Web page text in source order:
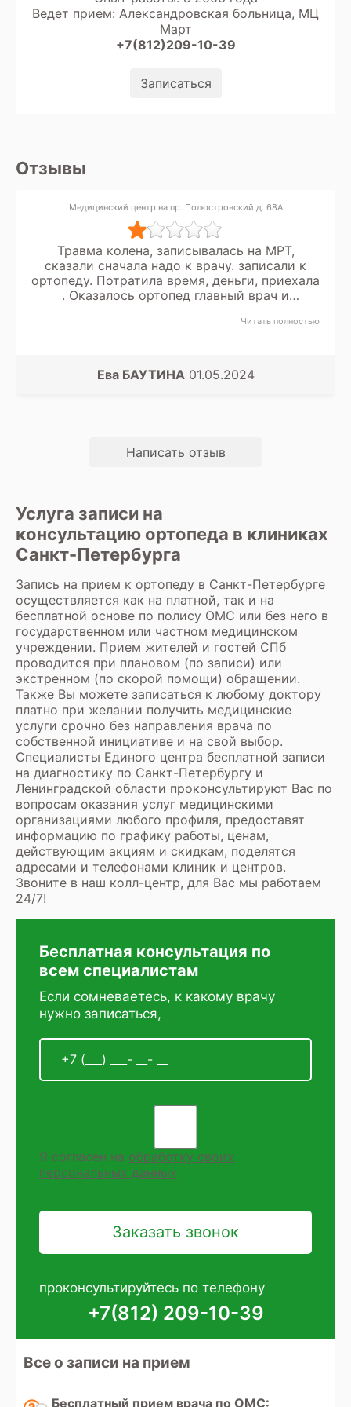
Ведет прием: Александровская больница, МЦ
Март
+7(812)209-10-39
Записаться
Отзывы
Медицинский центр на пр. Полюстровский д. 68А
Травма колена, записывалась на МРТ,
сказали сначала надо к врачу. записали к
ортопеду. Потратила время, деньги, приехала
. Оказалось ортопед главный врач и
Предложили идти к неврологу. Безобразие.
Читать полностью
Ева БАУТИНА 01.05.2024
Написать отзыв
Услуга записи на
консультацию ортопеда в клиниках
Санкт-Петербурга
Запись на прием к ортопеду в Санкт-Петербурге
осуществляется как на платной, так и на
бесплатной основе по полису ОМС или без него в
государственном или частном медицинском
учреждении. Прием жителей и гостей СПб
проводится при плановом (по записи) или
экстренном (по скорой помощи) обращении.
Также Вы можете записаться к любому доктору
платно при желании получить медицинские
услуги срочно без направления врача по
собственной инициативе и на свой выбор.
Специалисты Единого центра бесплатной записи
на диагностику по Санкт-Петербургу и
Ленинградской области проконсультируют Вас по
вопросам оказания услуг медицинскими
организациями любого профиля, предоставят
информацию по графику работы, ценам,
действующим акциям и скидкам, поделятся
адресами и телефонами клиник и центров.
Звоните в наш колл-центр, для Вас мы работаем
24/7!
Бесплатная консультация по
всем специалистам
Если сомневаетесь, к какому врачу
нужно записаться,
Я согласен на обработку своих
персональных данных
проконсультируйтесь по телефону
+7(812) 209-10-39
Все о записи на прием
Бесплатный прием врача по ОМС: